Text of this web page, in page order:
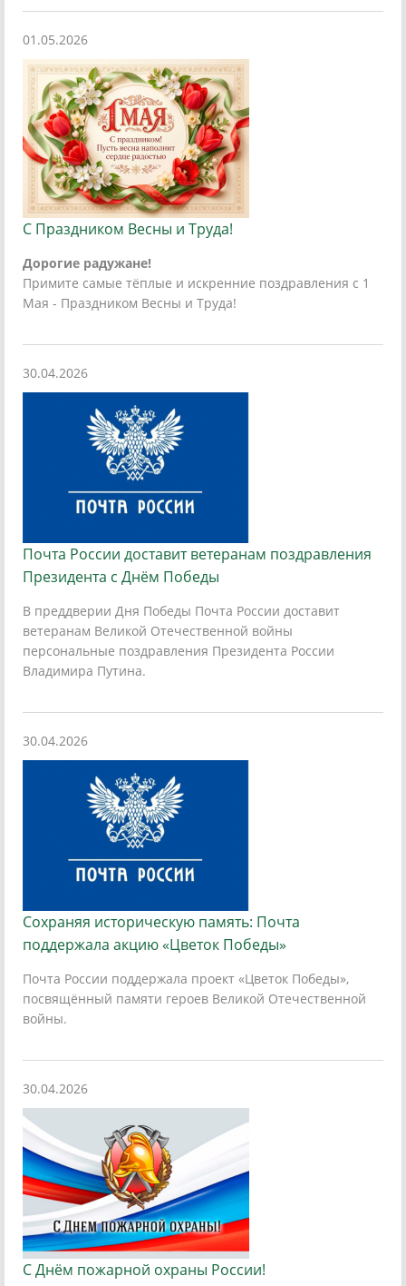
01.05.2026
С Праздником Весны и Труда!
Дорогие радужане!
Примите самые тёплые и искренние поздравления с 1
Мая - Праздником Весны и Труда!
30.04.2026
Почта России доставит ветеранам поздравления
Президента с Днём Победы
В преддверии Дня Победы Почта России доставит
ветеранам Великой Отечественной войны
персональные поздравления Президента России
Владимира Путина.
30.04.2026
Сохраняя историческую память: Почта
поддержала акцию «Цветок Победы»
Почта России поддержала проект «Цветок Победы»,
посвящённый памяти героев Великой Отечественной
войны.
30.04.2026
С Днём пожарной охраны России!